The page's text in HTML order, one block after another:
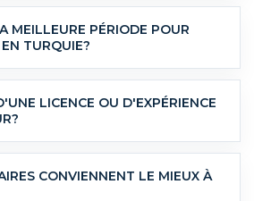
TURQUIE?